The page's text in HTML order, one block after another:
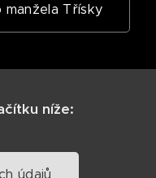
manžela Třísky
níže: